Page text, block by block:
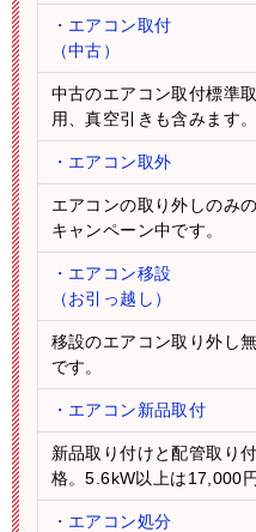
・エアコン取付
（中古）
中古のエアコン取付標準
用、真空引きも含みます。
・エアコン取外
エアコンの取り外しのみ
キャンペーン中です。
・エアコン移設
（お引っ越し）
移設のエアコン取り外し
です。
・エアコン新品取付
新品取り付けと配管取り
格。5.6kW以上は17,000
・エアコン処分